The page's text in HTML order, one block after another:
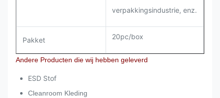
verpakkingsindustrie, enz.
Pakket 20pc/box
Andere Producten die wij hebben geleverd
ESD Stof
Cleanroom Kleding